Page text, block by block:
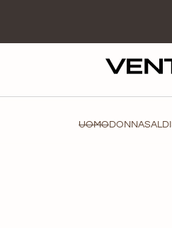
UOMODONNASALDI